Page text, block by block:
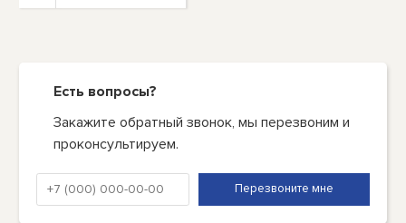
Есть вопросы?
Закажите обратный звонок, мы перезвоним и
проконсультируем.